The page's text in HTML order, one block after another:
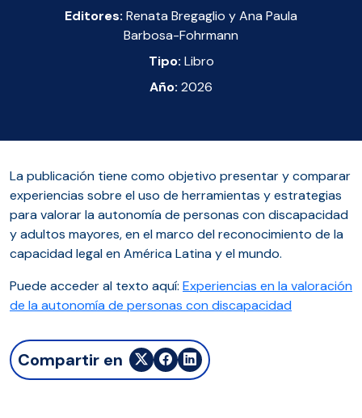
Editores: Renata Bregaglio y Ana Paula
Barbosa-Fohrmann
Tipo: Libro
Año: 2026
La publicación tiene como objetivo presentar y comparar
experiencias sobre el uso de herramientas y estrategias
para valorar la autonomía de personas con discapacidad
y adultos mayores, en el marco del reconocimiento de la
capacidad legal en América Latina y el mundo.
Puede acceder al texto aquí: Experiencias en la valoración
de la autonomía de personas con discapacidad
Compartir en